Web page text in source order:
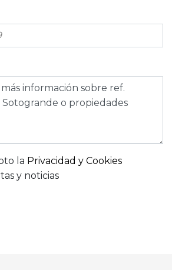
la Privacidad y Cookies
y noticias